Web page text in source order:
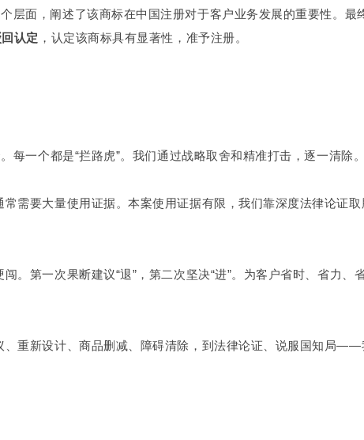
层面，阐述了该商标在中国注册对于客户业务发展的重要性。 最
认定 ，认定该商标具有显著性，准予注册。
每一个都是“拦路虎”。我们通过战略取舍和精准打击，逐一清除
常需要大量使用证据。本案使用证据有限，我们靠深度法律论证
。第一次果断建议“退”，第二次坚决“进”。为客户省时、省力、
、重新设计、商品删减、障碍清除，到法律论证、说服国知局——